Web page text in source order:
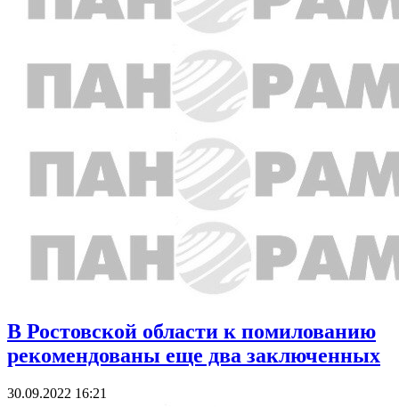
В Ростовской области к помилованию
рекомендованы еще два заключенных
30.09.2022 16:21